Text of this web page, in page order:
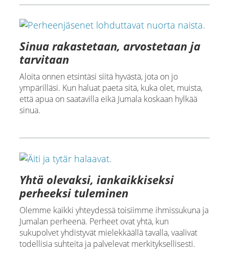
Sinua rakastetaan, arvostetaan ja
tarvitaan
Aloita onnen etsintäsi siitä hyvästä, jota on jo
ympärilläsi. Kun haluat paeta sitä, kuka olet, muista,
että apua on saatavilla eikä Jumala koskaan hylkää
sinua.
Yhtä olevaksi, iankaikkiseksi
perheeksi tuleminen
Olemme kaikki yhteydessä toisiimme ihmissukuna ja
Jumalan perheenä. Perheet ovat yhtä, kun
sukupolvet yhdistyvät mielekkäällä tavalla, vaalivat
todellisia suhteita ja palvelevat merkityksellisesti.